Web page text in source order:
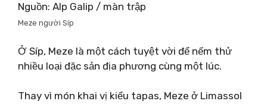
Nguồn: Alp Galip / màn trập
Meze người Síp
Ở Síp, Meze là một cách tuyệt vời để nếm thử
nhiều loại đặc sản địa phương cùng một lúc.
Thay vì món khai vị kiểu tapas, Meze ở Limassol